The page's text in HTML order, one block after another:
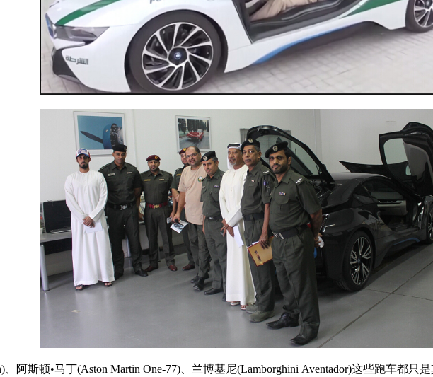
阿斯顿•马丁(Aston Martin One-77)、兰博基尼(Lamborghini Aventador)这些跑车都